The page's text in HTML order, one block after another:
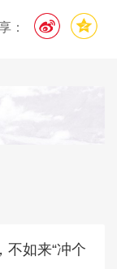
：
不如来“冲个